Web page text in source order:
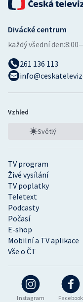
Instagram Facebook
TV program
Živé vysílání
TV poplatky
Teletext
Podcasty
Počasí
E-shop
Mobilní a TV aplikace
Vše o ČT
Divácké centrum
každý všední den:
261 136 113
Vzhled
Světlý